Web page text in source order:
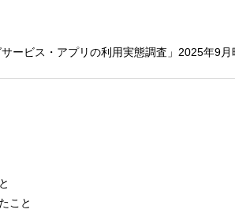
ービス・アプリの利用実態調査」2025年9月
こと